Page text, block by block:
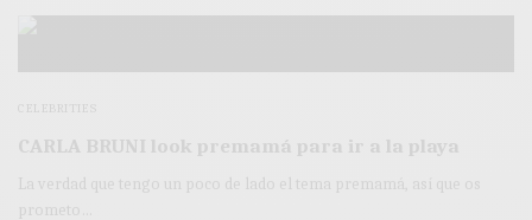
CELEBRITIES
CARLA BRUNI look premamá para ir a la playa
La verdad que tengo un poco de lado el tema premamá, así que os
prometo…